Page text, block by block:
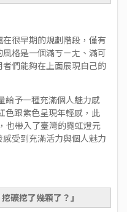
很早期的規劃階段，僅有
格是一個滿ㄎㄧㄤ、滿可
們能夠在上面展現自己的
給予一種充滿個人魅力感
色跟紫色呈現年輕感，此
也帶入了臺灣的霓虹燈元
受到充滿活力與個人魅力
礦挖了幾顆了？」